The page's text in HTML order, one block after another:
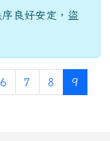
良好安定，盜
6 7 8 9
頁